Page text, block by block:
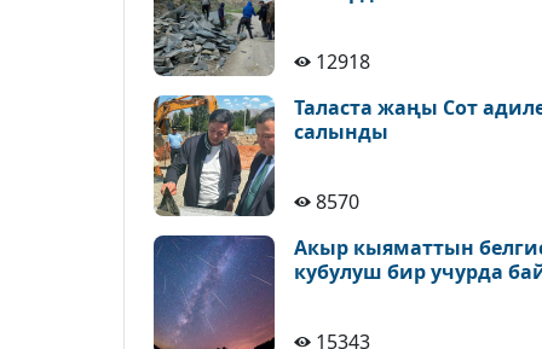
12918
Таласта жаңы Сот
салынды
8570
Акыр кыяматтын
кубулуш бир учурда
15343